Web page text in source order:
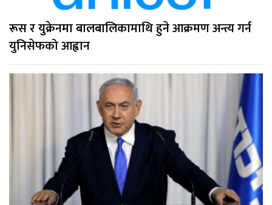
रूस र युक्रेनमा बालबालिकामाथि हुने आक्रमण अन्त्य गर्न
युनिसेफको आह्वान